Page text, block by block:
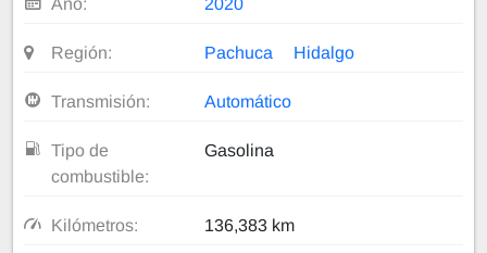
Región: Pachuca Hidalgo
Transmisión: Automático
Tipo de
combustible:
Gasolina
Kilómetros: 136,383 km